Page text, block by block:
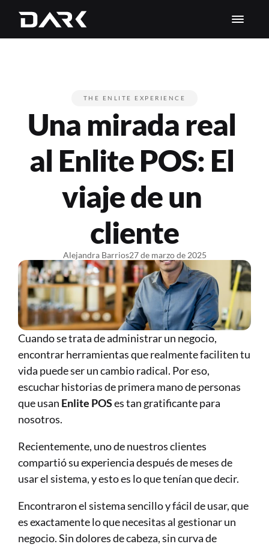
THE ENLITE EXPERIENCE
Una mirada real
al Enlite POS: El
viaje de un
cliente
Alejandra Barrios27 de marzo de 2025
Cuando se trata de administrar un negocio,
encontrar herramientas que realmente faciliten tu
vida puede ser un cambio radical. Por eso,
escuchar historias de primera mano de personas
que usan Enlite POS es tan gratificante para
nosotros.
Recientemente, uno de nuestros clientes
compartió su experiencia después de meses de
usar el sistema, y esto es lo que tenían que decir.
Encontraron el sistema sencillo y fácil de usar, que
es exactamente lo que necesitas al gestionar un
negocio. Sin dolores de cabeza, sin curva de